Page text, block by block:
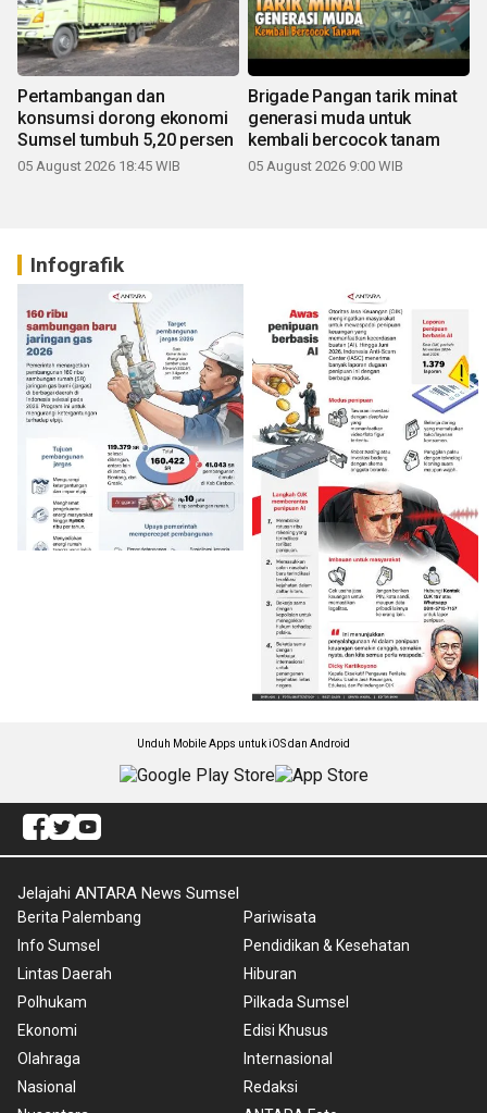
Pertambangan dan
konsumsi dorong ekonomi
Sumsel tumbuh 5,20 persen
05 August 2026 18:45 WIB
Brigade Pangan tarik minat
generasi muda untuk
kembali bercocok tanam
05 August 2026 9:00 WIB
Infografik
Unduh Mobile Apps untuk iOS dan Android
Jelajahi ANTARA News Sumsel
Berita Palembang
Info Sumsel
Lintas Daerah
Polhukam
Ekonomi
Olahraga
Nasional
Pariwisata
Pendidikan & Kesehatan
Hiburan
Pilkada Sumsel
Edisi Khusus
Internasional
Redaksi